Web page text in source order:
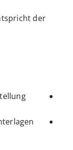
der